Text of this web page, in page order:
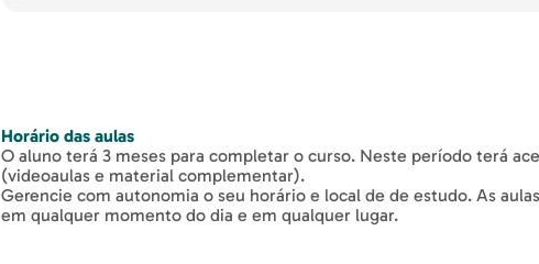
Horário das aulas
O aluno terá 3 meses para completar o curso. Neste período terá
(videoaulas e material complementar).
Gerencie com autonomia o seu horário e local de de estudo. As
em qualquer momento do dia e em qualquer lugar.